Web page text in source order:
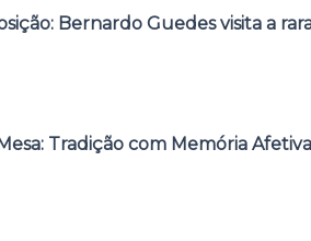
Bernardo Guedes visita a
Tradição com Memória Afetiva